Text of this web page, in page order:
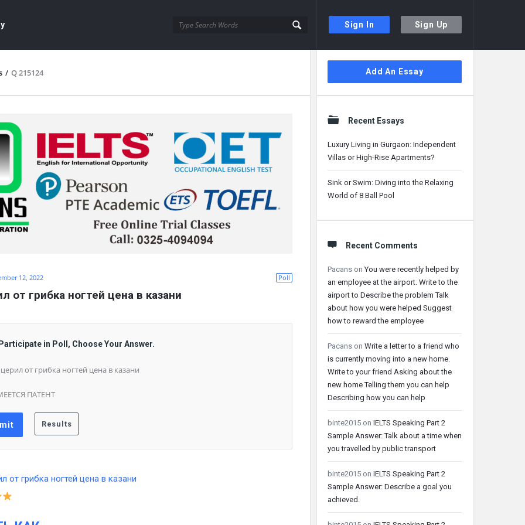
Sign In Sign Up
/ Q 215124
Poll
12, 2022
от грибка ногтей цена в казани
in Poll, Choose Your Answer.
от грибка ногтей цена в казани
ПАТЕНТ
Sidebar
Add An Essay
Recent Essays
Luxury Living in Gurgaon: Independent
Villas or High-Rise Apartments?
Sink or Swim: Diving into the Relaxing
World of 8 Ball Pool
Recent Comments
Pacans onYou were recently helped by
an employee at the airport. Write to the
airport to Describe the problem Talk
about how you were helped Suggest
how to reward the employee
Pacans on Write a letter to a friend who
is currently moving into a new home.
Write to your friend Asking about the
new home Telling them you can help
Describing how you can help
binte2015 on IELTS Speaking Part 2
Sample Answer: Talk about a time when
you travelled by public transport
binte2015 on IELTS Speaking Part 2
Sample Answer: Describe a goal you
achieved.